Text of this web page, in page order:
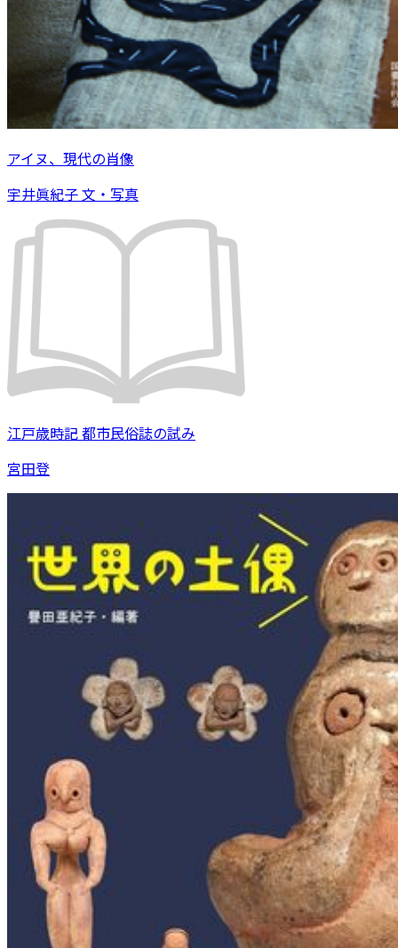
アイヌ、現代の肖像
宇井眞紀子 文・写真
江戸歳時記 都市民俗誌の試み
宮田登